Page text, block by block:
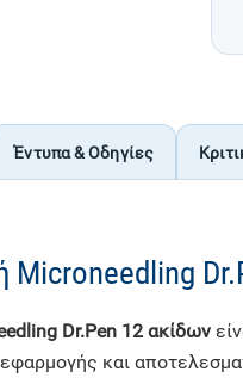
Έντυπα & Οδηγίες
Microneedling
Dr.Pen 12 ακίδων
και